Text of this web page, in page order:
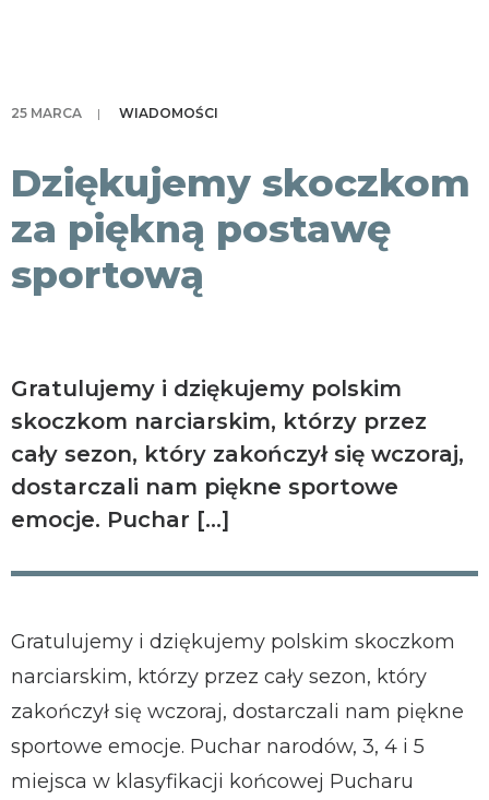
25 MARCA | WIADOMOŚCI
Dziękujemy skoczkom
za piękną postawę
sportową
Gratulujemy i dziękujemy polskim
skoczkom narciarskim, którzy przez
cały sezon, który zakończył się wczoraj,
dostarczali nam piękne sportowe
emocje. Puchar […]
Gratulujemy i dziękujemy polskim skoczkom
narciarskim, którzy przez cały sezon, który
zakończył się wczoraj, dostarczali nam piękne
sportowe emocje. Puchar narodów, 3, 4 i 5
miejsca w klasyfikacji końcowej Pucharu